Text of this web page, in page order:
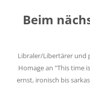
springen
Beim
Libraler/Libertärer und
Homage an "This time
ernst, ironisch bis